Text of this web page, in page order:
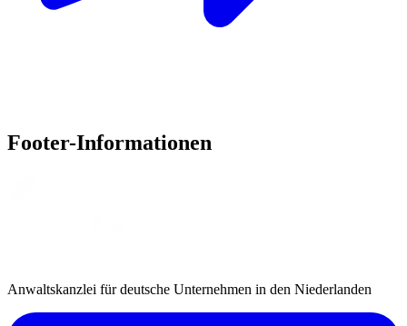
Footer-Informationen
Anwaltskanzlei für deutsche Unternehmen in den Niederlanden